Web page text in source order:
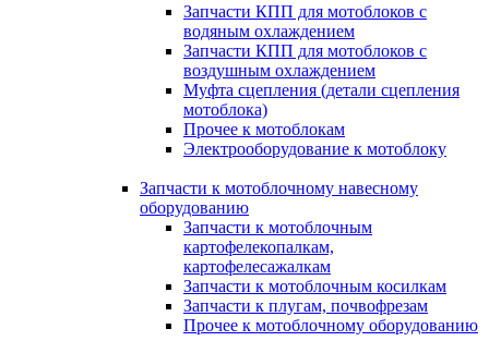
Запчасти КПП для мотоблоков с
водяным охлаждением
Запчасти КПП для мотоблоков с
воздушным охлаждением
Муфта сцепления (детали сцепления
мотоблока)
Прочее к мотоблокам
Электрооборудование к мотоблоку
Запчасти к мотоблочному навесному
оборудованию
Запчасти к мотоблочным
картофелекопалкам,
картофелесажалкам
Запчасти к мотоблочным косилкам
Запчасти к плугам, почвофрезам
Прочее к мотоблочному оборудованию